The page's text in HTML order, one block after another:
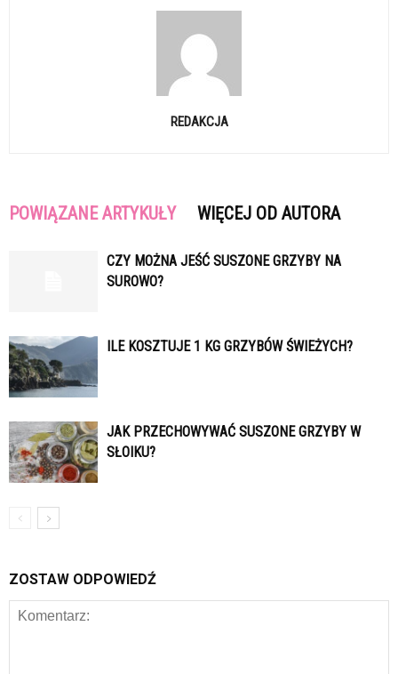
REDAKCJA
POWIĄZANE ARTYKUŁY WIĘCEJ OD AUTORA
CZY MOŻNA JEŚĆ SUSZONE GRZYBY NA
SUROWO?
ILE KOSZTUJE 1 KG GRZYBÓW ŚWIEŻYCH?
JAK PRZECHOWYWAĆ SUSZONE GRZYBY W
SŁOIKU?
ZOSTAW ODPOWIEDŹ